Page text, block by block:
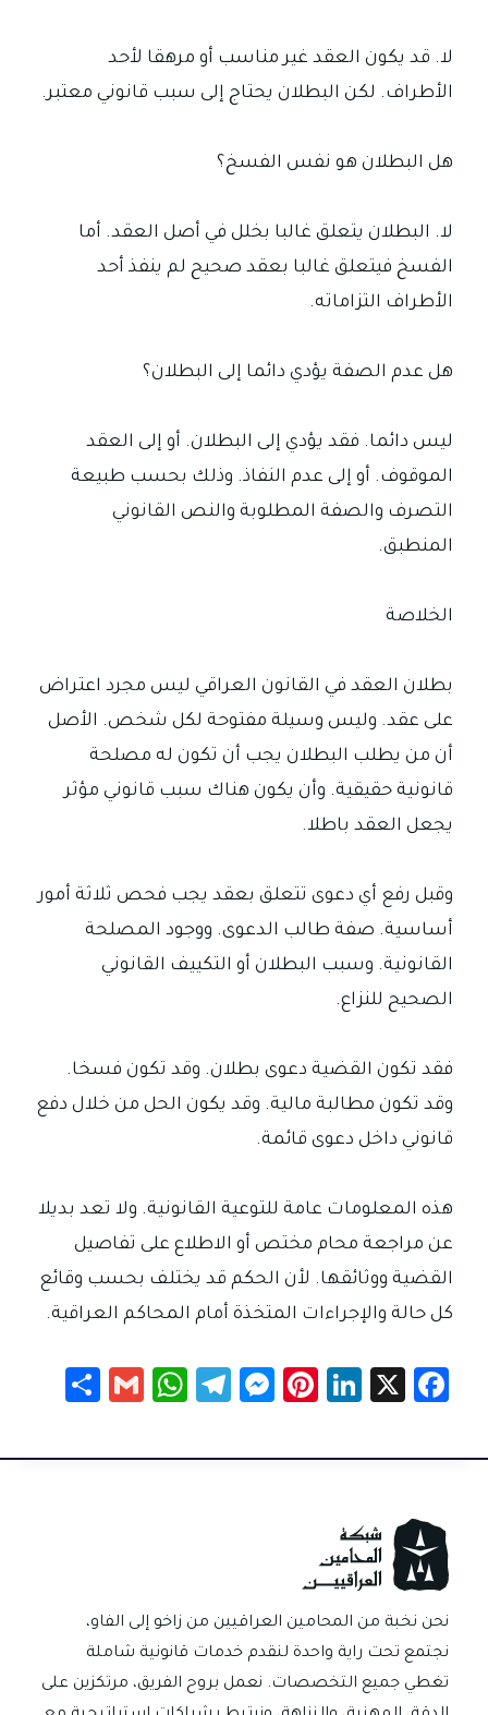
لا. قد يكون العقد غير مناسب أو مرهقا لأحد
الأطراف. لكن البطلان يحتاج إلى سبب قانوني معتبر.
هل البطلان هو نفس الفسخ؟
لا. البطلان يتعلق غالبا بخلل في أصل العقد. أما
الفسخ فيتعلق غالبا بعقد صحيح لم ينفذ أحد
الأطراف التزاماته.
هل عدم الصفة يؤدي دائما إلى البطلان؟
ليس دائما. فقد يؤدي إلى البطلان. أو إلى العقد
الموقوف. أو إلى عدم النفاذ. وذلك بحسب طبيعة
التصرف والصفة المطلوبة والنص القانوني
المنطبق.
الخلاصة
بطلان العقد في القانون العراقي ليس مجرد اعتراض
على عقد. وليس وسيلة مفتوحة لكل شخص. الأصل
أن من يطلب البطلان يجب أن تكون له مصلحة
قانونية حقيقية. وأن يكون هناك سبب قانوني مؤثر
يجعل العقد باطلا.
وقبل رفع أي دعوى تتعلق بعقد يجب فحص ثلاثة أمور
أساسية. صفة طالب الدعوى. ووجود المصلحة
القانونية. وسبب البطلان أو التكييف القانوني
الصحيح للنزاع.
فقد تكون القضية دعوى بطلان. وقد تكون فسخا.
وقد تكون مطالبة مالية. وقد يكون الحل من خلال دفع
قانوني داخل دعوى قائمة.
هذه المعلومات عامة للتوعية القانونية. ولا تعد بديلا
عن مراجعة محام مختص أو الاطلاع على تفاصيل
القضية ووثائقها. لأن الحكم قد يختلف بحسب وقائع
كل حالة والإجراءات المتخذة أمام المحاكم العراقية.
Fa
e
o
ok
X
Li
e
Pi
er
M
se
Te
gr
W
at
G
ail
ar
نحن نخبة من المحامين العراقيين من زاخو إلى الفاو،
نجتمع تحت راية واحدة لنقدم خدمات قانونية شاملة
تغطي جميع التخصصات. نعمل بروح الفريق، مرتكزين على